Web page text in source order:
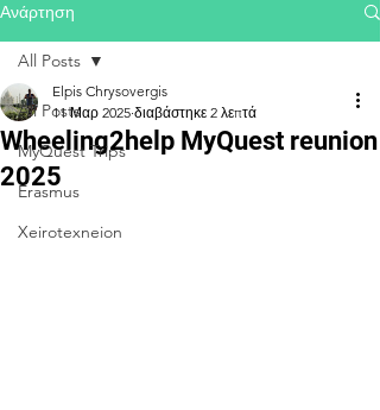
Ανάρτηση
All Posts
MyQuest Trips
Erasmus
Xeirotexneion
All Posts
Wheeling2help MyQuest reunion
2025
Elpis Chrysovergis
11 Μαρ 2025 διαβάστηκε 2 λεπτά